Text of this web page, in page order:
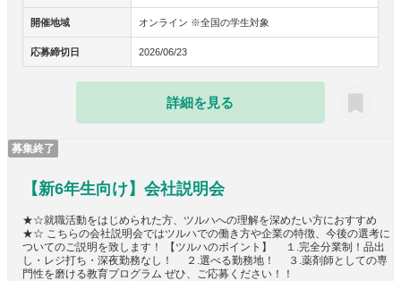
開催地域 オンライン ※全国の学生対象
応募締切日 2026/06/23
詳細を見る
募集終了
【新6年生向け】会社説明会
★☆就職活動をはじめられた方、ツルハへの理解を深めたい方におすすめ
★☆ こちらの会社説明会ではツルハでの働き方や企業の特徴、今後の選考に
ついてのご説明を致します！ 【ツルハのポイント】 １.完全分業制！品出
し・レジ打ち・深夜勤務なし！ ２.選べる勤務地！ ３.薬剤師としての専
門性を磨ける教育プログラム ぜひ、ご応募ください！！